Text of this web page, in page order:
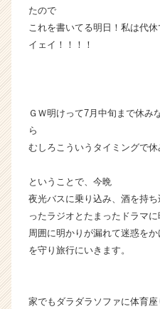
ア
C
r
たので
これを書いてる明日！私は代休
イェイ！！！！
ＧＷ明けって7月中旬まで休み
ら
むしろこういうタイミングで
ということで、今晩
夜光バスに乗り込み、酒を持
ったラジオとたまったドラマに
周囲に明かりが漏れて迷惑を
を守り旅行にいきます。
家でもダラダラソファに体育